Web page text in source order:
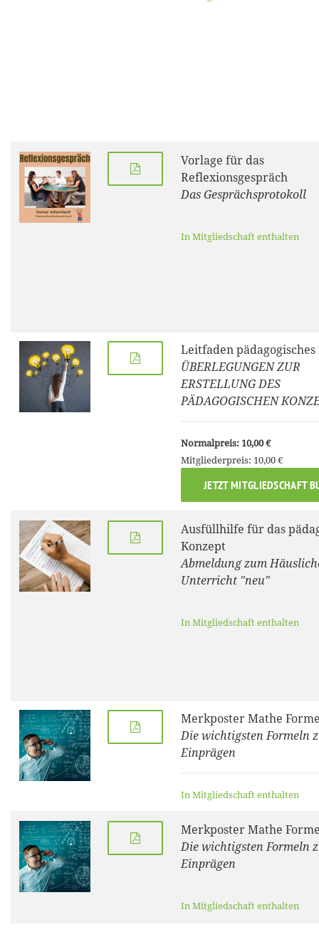
Vorlage für das
Reflexionsgespräch
Das Gesprächsprotokoll
In Mitgliedschaft enthalten
Leitfaden
ÜBERLEGUNGEN ZUR
ERSTELLUNG DES
PÄDAGOGISCHEN
Normalpreis: 10,00 €
Mitgliederpreis: 10,00 €
JETZT MITGLIEDSCHAFT
Ausfüllhilfe für das
Konzept
Abmeldung zum
Unterricht "neu"
In Mitgliedschaft enthalten
Merkposter Mathe
Die wichtigsten Formeln
Einprägen
In Mitgliedschaft enthalten
Merkposter Mathe
Die wichtigsten Formeln
Einprägen
In Mitgliedschaft enthalten